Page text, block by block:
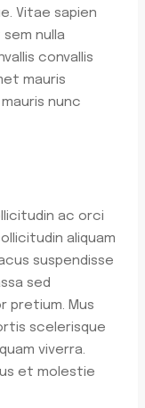
Vitae sapien
nulla
convallis
mauris
nunc
ac orci
aliquam
suspendisse
sed
pretium. Mus
scelerisque
viverra.
et molestie